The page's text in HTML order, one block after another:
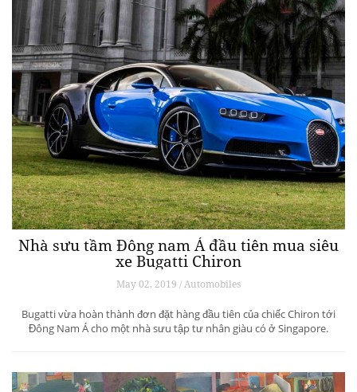
Nhà sưu tầm Đông nam Á đầu tiên mua siêu
xe Bugatti Chiron
May 02, 2019 / Automobiles
Bugatti vừa hoàn thành đơn đặt hàng đầu tiên của chiếc Chiron tới
Đông Nam Á cho một nhà sưu tập tư nhân giàu có ở Singapore.